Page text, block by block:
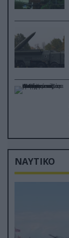
ΝΑΥΤΙΚΟ